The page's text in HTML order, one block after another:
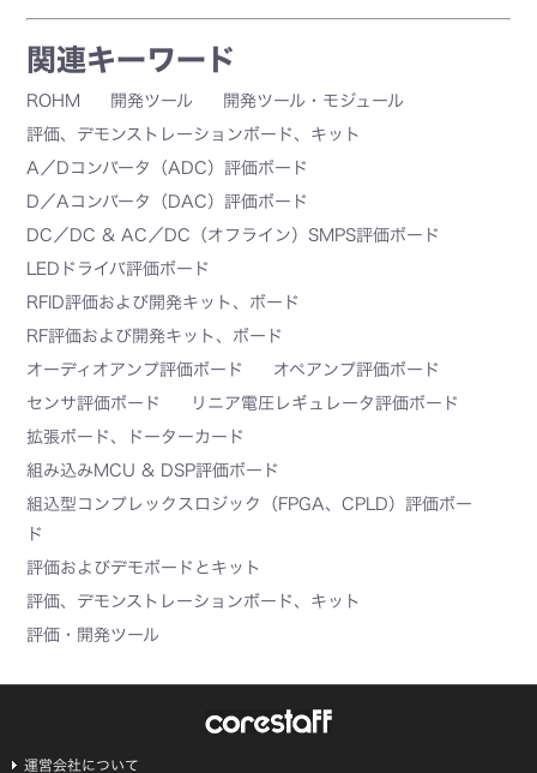
関連キーワード
ROHM 開発ツール
開発ツール・モジュール
評価、デモンストレーションボード、キット
A／Dコンバータ（ADC）評価ボード
D／Aコンバータ（DAC）評価ボード
DC／DC & AC／DC（オフライン）SMPS評価ボード
LEDドライバ評価ボード
RFID評価および開発キット、ボード
RF評価および開発キット、ボード
オーディオアンプ評価ボード
オペアンプ評価ボード
センサ評価ボード
リニア電圧レギュレータ評価ボード
拡張ボード、ドーターカード
組み込みMCU & DSP評価ボード
組込型コンプレックスロジック（FPGA、CPLD）評価ボー
ド
評価およびデモボードとキット
評価、デモンストレーションボード、キット
評価・開発ツール
運営会社について